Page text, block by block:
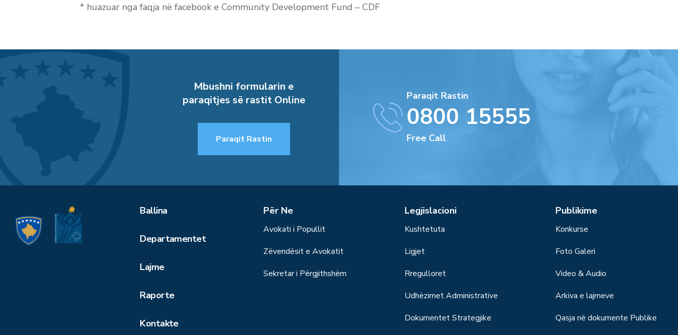
* huazuar nga faqja në facebook e Community Development Fund – CDF
Mbushni formularin e
paraqitjes së rastit Online
Paraqit Rastin
Paraqit Rastin
0800 15555
Free Call
Ballina
Departamentet
Lajme
Raporte
Kontakte
Për Ne
Avokati i Popullit
Zëvendësit e Avokatit
Sekretar i Përgjithshëm
Legjislacioni
Kushtetuta
Ligjet
Rregulloret
Udhëzimet Administrative
Dokumentet Strategjike
Publikime
Konkurse
Foto Galeri
Video & Audio
Arkiva e lajmeve
Qasja në dokumente Publike